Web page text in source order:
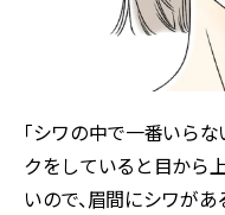
「シワの中で一番いら
クをしていると目から
いので、眉間にシワが